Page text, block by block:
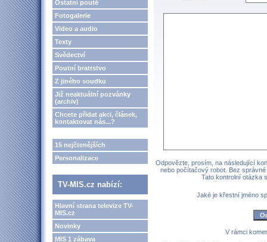
Ostatní poutě
Fotogalerie
Video a audio
Texty
Svědectví
Poutní bratrstvo
Z jiného soudku
Již neaktuální pozvánky
(archiv)
Chcete přidat akci, článek,
kontaktovat nás...?
15 nejčtenějších
Personalizace
TV-MIS.cz nabízí:
Hlavní strana televize TV-
MIS.cz
Novinky
MIS 1 zábava
Odpovězte, prosím, na následující
nebo počítačový robot. Bez
Tato kontrolní otázka
Jaké je křestní jméno
V rámci